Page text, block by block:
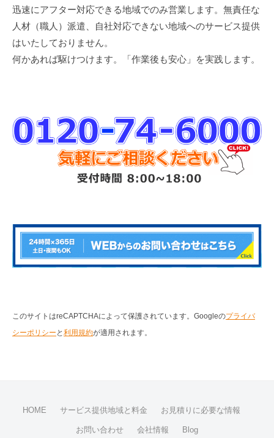
迅速にアフター対応できる地域でのみ営業します。無責任な
人材（職人）派遣、自社対応できない地域へのサービス提供
はいたしておりません。
何かあれば駆けつけます。「作業後も安心」を実践します。
このサイトはreCAPTCHAによって保護されています。Googleのプライバ
シーポリシー と 利用規約が適用されます。
HOME サービス提供地域と料金 お見積りに必要な情報
お問い合わせ 会社情報 Blog